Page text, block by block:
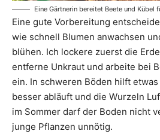
Eine Gärtnerin bereitet Beete und Kübel
Eine gute Vorbereitung
wie schnell Blumen anwachsen
blühen. Ich lockere zuerst die
entferne Unkraut und arbeite bei
ein. In schweren Böden hilft etwas
besser abläuft und die Wurzeln
im Sommer darf der Boden nicht
junge Pflanzen unnötig.